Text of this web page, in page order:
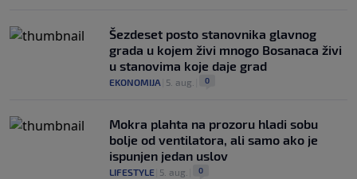
Šezdeset posto stanovnika glavnog
grada u kojem živi mnogo Bosanaca živi
u stanovima koje daje grad
EKONOMIJA 5. aug. 0
Mokra plahta na prozoru hladi sobu
bolje od ventilatora, ali samo ako je
ispunjen jedan uslov
LIFESTYLE 5. aug. 0